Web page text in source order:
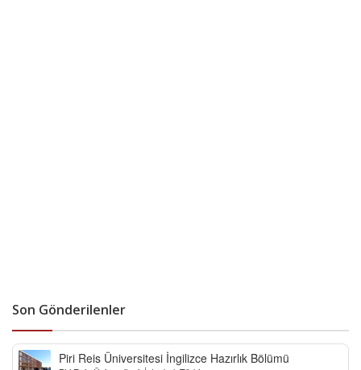
Son Gönderilenler
Piri Reis Üniversitesi İngilizce Hazırlık Bölümü